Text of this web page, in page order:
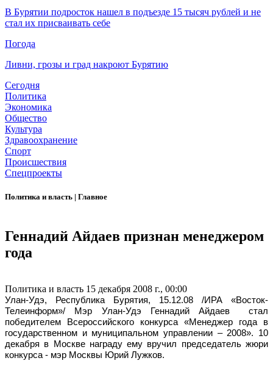
В Бурятии подросток нашел в подъезде 15 тысяч рублей и не
стал их присваивать себе
Погода
Ливни, грозы и град накроют Бурятию
Сегодня
Политика
Экономика
Общество
Культура
Здравоохранение
Спорт
Происшествия
Спецпроекты
Политика и власть | Главное
Геннадий Айдаев признан менеджером
года
Политика и власть 15 декабря 2008 г., 00:00
Улан-Удэ, Республика Бурятия, 15.12.08 /ИРА «Восток-
Телеинформ»/ Мэр Улан-Удэ Геннадий Айдаев
стал
победителем Всероссийского конкурса «Менеджер года в
государственном и муниципальном управлении – 2008». 10
декабря в Москве награду ему вручил председатель жюри
конкурса - мэр Москвы Юрий Лужков.